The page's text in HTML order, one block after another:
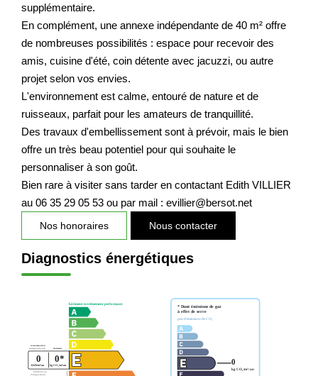
supplémentaire.
En complément, une annexe indépendante de 40 m² offre
de nombreuses possibilités : espace pour recevoir des
amis, cuisine d'été, coin détente avec jacuzzi, ou autre
projet selon vos envies.
L'environnement est calme, entouré de nature et de
ruisseaux, parfait pour les amateurs de tranquillité.
Des travaux d'embellissement sont à prévoir, mais le bien
offre un très beau potentiel pour qui souhaite le
personnaliser à son goût.
Bien rare à visiter sans tarder en contactant Edith VILLIER
au 06 35 29 05 53 ou par mail : evillier@bersot.net
Nos honoraires Nous contacter
Diagnostics énergétiques